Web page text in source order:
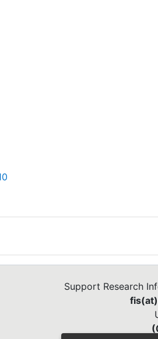
Support Research